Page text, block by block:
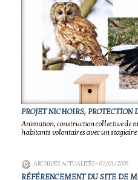
PROJET NICHOIRS, PROTECTION
Animation, construction collective de
habitants volontaires avec un
ARCHIVES ACTUALITÉS- 02/01/2009
RÉFÉRENCEMENT DU SITE DE